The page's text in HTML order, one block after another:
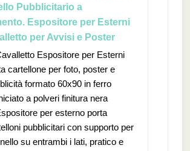
Pubblicitario a
Espositore per Esterni
per Avvisi e Poster
Espositore per Esterni
cartellone per foto, poster e
formato 60x90 in ferro
a polveri finitura nera
per esterno porta
pubblicitari con supporto per
su entrambi i lati, pratico e